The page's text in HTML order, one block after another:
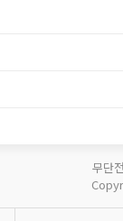
무단